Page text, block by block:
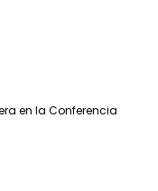
en la Conferencia